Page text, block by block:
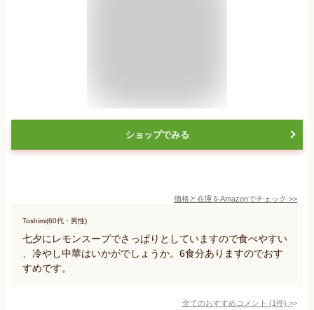
ショップでみる
価格と在庫をAmazonでチェック >>
Toshimi(60代・男性)
七夕にレモンスープでさっぱりとしていますので食べやすい
、冷やし中華はいかがでしょうか。6食分ありますのでおす
すめです。
全てのおすすめコメント (1件) >